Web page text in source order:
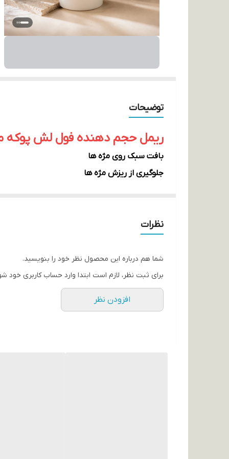
توضیحات
ریمل حجم دهنده فول لش پوکه
بافت سبک روی مژه ها
جلوگیری از ریزش مژه ها
حجم دهنده و پرکننده مژه ها
نظرات
شما هم درباره این محصول نظر خود را بنویسید.
برای ثبت نظر، لازم است ابتدا وارد حساب کاربری خود
افزودن نظر